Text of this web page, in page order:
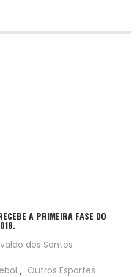
A PRIMEIRA FASE DO
dos Santos
, Outros Esportes